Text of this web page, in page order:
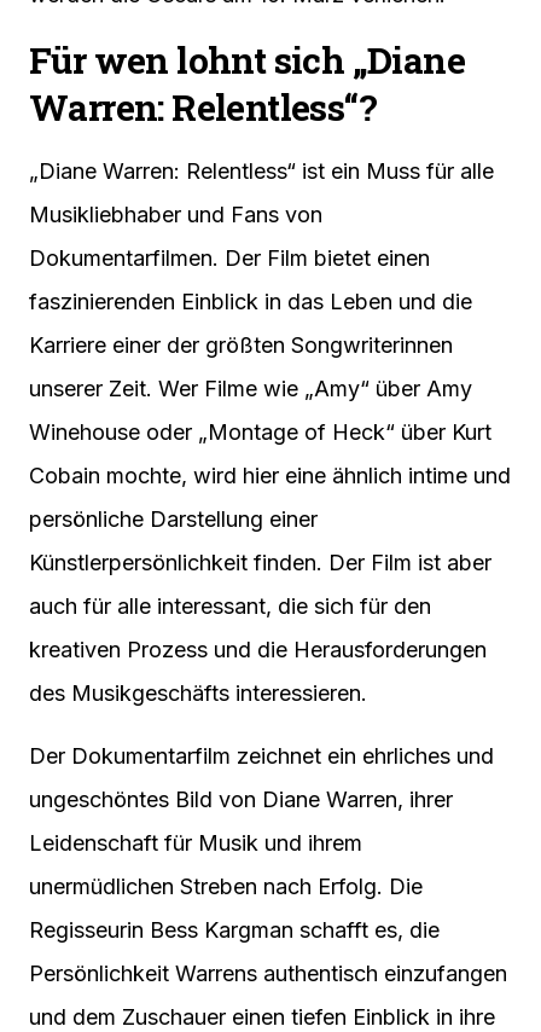
Für wen lohnt sich „Diane
Warren: Relentless“?
„Diane Warren: Relentless“ ist ein Muss für alle
Musikliebhaber und Fans von
Dokumentarfilmen. Der Film bietet einen
faszinierenden Einblick in das Leben und die
Karriere einer der größten Songwriterinnen
unserer Zeit. Wer Filme wie „Amy“ über Amy
Winehouse oder „Montage of Heck“ über Kurt
Cobain mochte, wird hier eine ähnlich intime und
persönliche Darstellung einer
Künstlerpersönlichkeit finden. Der Film ist aber
auch für alle interessant, die sich für den
kreativen Prozess und die Herausforderungen
des Musikgeschäfts interessieren.
Der Dokumentarfilm zeichnet ein ehrliches und
ungeschöntes Bild von Diane Warren, ihrer
Leidenschaft für Musik und ihrem
unermüdlichen Streben nach Erfolg. Die
Regisseurin Bess Kargman schafft es, die
Persönlichkeit Warrens authentisch einzufangen
und dem Zuschauer einen tiefen Einblick in ihre